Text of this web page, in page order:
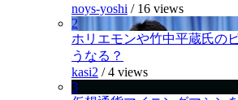
noys-yoshi / 16 views
2
ホリエモンや竹中平蔵氏の
うなる？
kasi2 /4 views
3